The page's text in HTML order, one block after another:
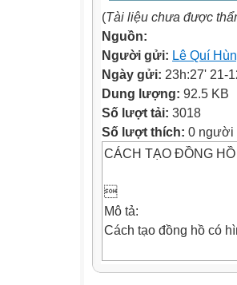
(Tài liệu chưa được
Nguồn:
Người gửi: Lê Quí
Ngày gửi: 23h:27' 21-
Dung lượng: 92.5 KB
Số lượt tải: 3018
Số lượt thích: 0 người
CÁCH TẠO ĐỒNG

Mô tả:
Cách tạo đồng hồ có